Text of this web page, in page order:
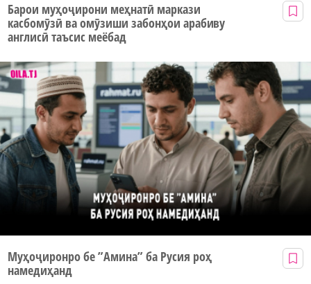
Барои муҳоҷирони меҳнатӣ маркази
касбомӯзӣ ва омӯзиши забонҳои арабиву
англисӣ таъсис меёбад
Муҳоҷиронро бе ”Амина” ба Русия роҳ
намедиҳанд